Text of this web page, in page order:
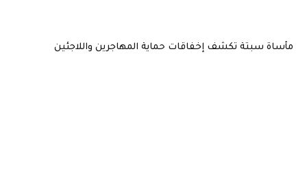
مأساة سبتة تكشف إخفاقات حماية المهاجرين واللاجئين